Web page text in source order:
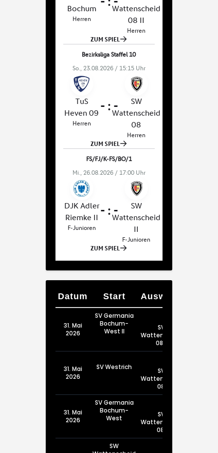
Datum Start Auswärts
31. Mai
2026
SV Germania
Bochum-
West II
SW
Wattenscheid
08 III
31. Mai
2026
SV Westrich
SW
Wattenscheid
08 I
31. Mai
2026
SV Germania
Bochum-
West
SW
Wattenscheid
08 II
SW